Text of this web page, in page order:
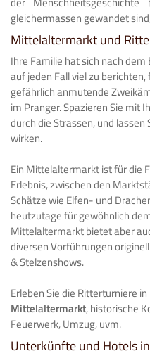
gleichermassen gewandet
Mittelaltermarkt und
Ihre Familie hat sich nach
auf jeden Fall viel zu
gefährlich anmutende
im Pranger. Spazieren Sie mit
durch die Strassen, und
wirken.
Ein Mittelaltermarkt ist für die
Erlebnis, zwischen den
Schätze wie Elfen- und
heutzutage für gewöhnlich
Mittelaltermarkt bietet aber
diversen Vorführungen
& Stelzenshows.
Erleben Sie die Ritterturniere
Mittelaltermarkt, historische
Feuerwerk, Umzug, uvm.
Unterkünfte und Hotels